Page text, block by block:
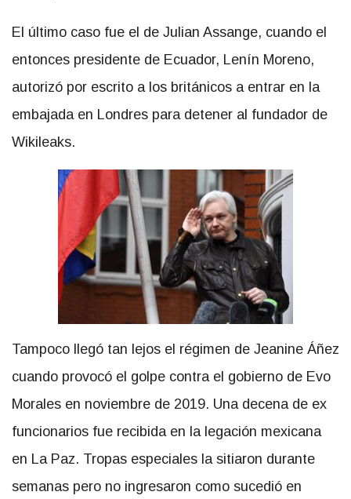
El último caso fue el de Julian Assange, cuando el
entonces presidente de Ecuador, Lenín Moreno,
autorizó por escrito a los británicos a entrar en la
embajada en Londres para detener al fundador de
Wikileaks.
Tampoco llegó tan lejos el régimen de Jeanine Áñez
cuando provocó el golpe contra el gobierno de Evo
Morales en noviembre de 2019. Una decena de ex
funcionarios fue recibida en la legación mexicana
en La Paz. Tropas especiales la sitiaron durante
semanas pero no ingresaron como sucedió en